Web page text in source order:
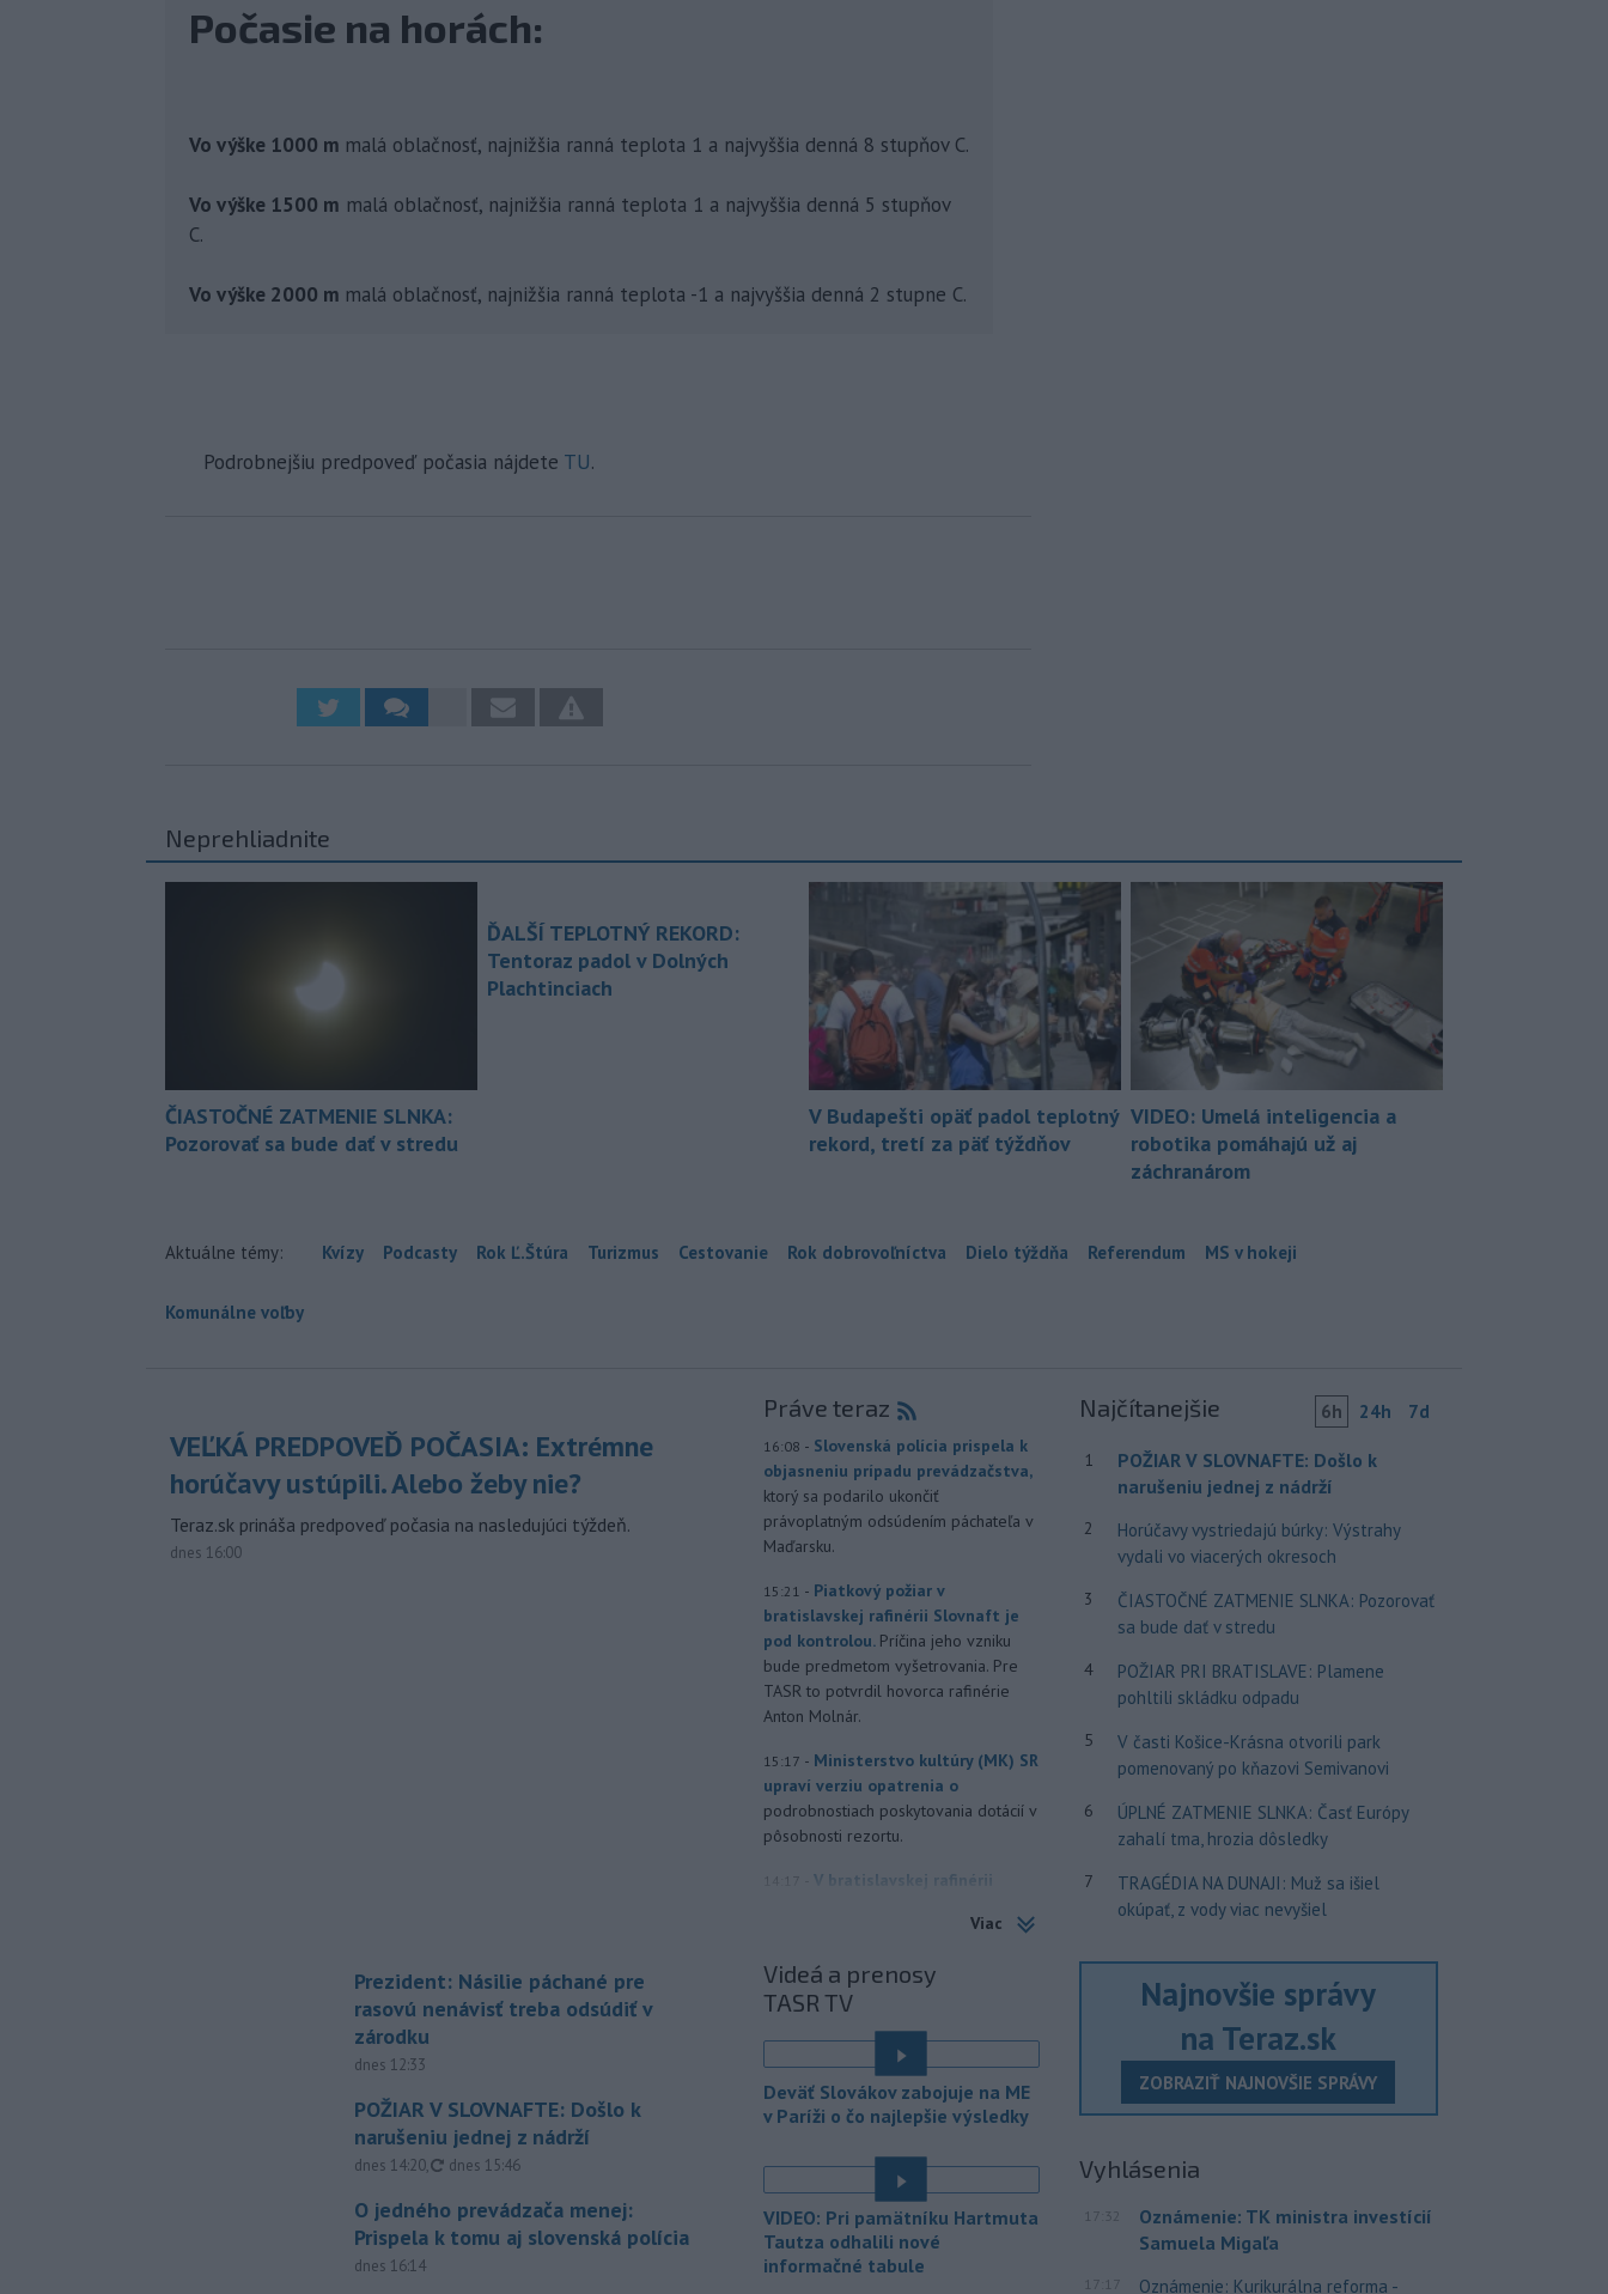
Počasie na horách:
Vo výške 1000 m malá oblačnosť, najnižšia ranná teplota 1 a najvyššia denná 8 stupňov C.
Vo výške 1500 m malá oblačnosť, najnižšia ranná teplota 1 a najvyššia denná 5 stupňov
C.
Vo výške 2000 m malá oblačnosť, najnižšia ranná teplota -1 a najvyššia denná 2 stupne C.
Podrobnejšiu predpoveď počasia nájdete TU.
Neprehliadnite
ČIASTOČNÉ ZATMENIE SLNKA:
Pozorovať sa bude dať v stredu
ĎALŠÍ TEPLOTNÝ REKORD:
Tentoraz padol v Dolných
Plachtinciach
V Budapešti opäť padol teplotný
rekord, tretí za päť týždňov
VIDEO: Umelá inteligencia a
robotika pomáhajú už aj
záchranárom
Aktuálne témy: Kvízy Podcasty Rok Ľ.Štúra Turizmus Cestovanie Rok dobrovoľníctva Dielo týždňa Referendum MS v hokeji
Komunálne voľby
VEĽKÁ PREDPOVEĎ POČASIA: Extrémne
horúčavy ustúpili. Alebo žeby nie?
Teraz.sk prináša predpoveď počasia na nasledujúci týždeň.
dnes 16:00
Prezident: Násilie páchané pre
rasovú nenávisť treba odsúdiť v
zárodku
dnes 12:33
POŽIAR V SLOVNAFTE: Došlo k
narušeniu jednej z nádrží
dnes 14:20, aktualizované
dnes 15:46
O jedného prevádzača menej:
Prispela k tomu aj slovenská polícia
dnes 16:14
Práve teraz
16:08 - Slovenská polícia prispela k
objasneniu prípadu prevádzačstva,
ktorý sa podarilo ukončiť
právoplatným odsúdením páchateľa v
Maďarsku.
15:21 - Piatkový požiar v
bratislavskej rafinérii Slovnaft je
pod kontrolou. Príčina jeho vzniku
bude predmetom vyšetrovania. Pre
TASR to potvrdil hovorca rafinérie
Anton Molnár.
15:17 - Ministerstvo kultúry (MK) SR
upraví verziu opatrenia o
podrobnostiach poskytovania dotácií v
pôsobnosti rezortu.
V bratislavskej rafinérii
TASR o tom informovala
nebezpečenstvo.
na festivale môže byť vyššia
úroveň hluku. Je preto dobré držať sa
ďalej od reproduktorov, používať
chrániče sluchu či dodržiavať
12:49 - Podporu kandidatúre
Slovenskej republiky na nestále
členstvov Bezpečnostnej rade
Organizácie Spojených národov (OSN)
Viac
Videá a prenosy
TASR TV
Deväť Slovákov zabojuje na ME
v Paríži o čo najlepšie výsledky
VIDEO: Pri pamätníku Hartmuta
Tautza odhalili nové
informačné tabule
Najčítanejšie 6h 24h 7d
1
POŽIAR V SLOVNAFTE: Došlo k
narušeniu jednej z nádrží
2
Horúčavy vystriedajú búrky: Výstrahy
vydali vo viacerých okresoch
3
ČIASTOČNÉ ZATMENIE SLNKA: Pozorovať
sa bude dať v stredu
4
POŽIAR PRI BRATISLAVE: Plamene
pohltili skládku odpadu
5
V časti Košice-Krásna otvorili park
pomenovaný po kňazovi Semivanovi
6
ÚPLNÉ ZATMENIE SLNKA: Časť Európy
zahalí tma, hrozia dôsledky
7
TRAGÉDIA NA DUNAJI: Muž sa išiel
okúpať, z vody viac nevyšiel
Najnovšie správy
na Teraz.sk
ZOBRAZIŤ NAJNOVŠIE SPRÁVY
Vyhlásenia
17:32
Oznámenie: TK ministra investícií
Samuela Migaľa
17:17 Oznámenie: Kurikurálna reforma -